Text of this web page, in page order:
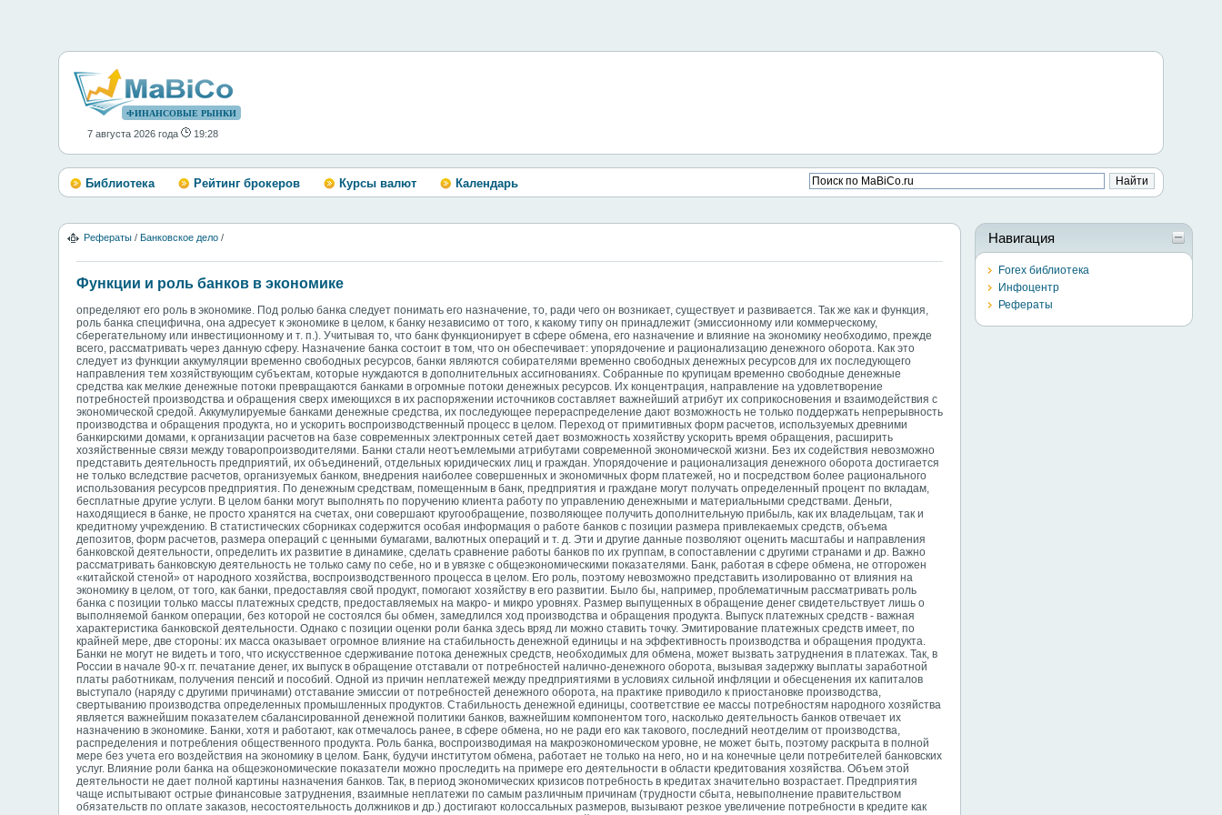
ФИНАНСОВЫЕ РЫНКИ
7 августа 2026 года 19:28
Библиотека Рейтинг брокеров Курсы валют Календарь
Рефераты / Банковское дело /
Функции и роль банков в экономике
определяют его роль в экономике. Под ролью банка следует понимать его назначение, то, ради чего он возникает, существует и развивается. Так же как и функция,
роль банка специфична, она адресует к экономике в целом, к банку независимо от того, к какому типу он принадлежит (эмиссионному или коммерческому,
сберегательному или инвестиционному и т. п.). Учитывая то, что банк функционирует в сфере обмена, его назначение и влияние на экономику необходимо, прежде
всего, рассматривать через данную сферу. Назначение банка состоит в том, что он обеспечивает: упорядочение и рационализацию денежного оборота. Как это
следует из функции аккумуляции временно свободных ресурсов, банки являются собирателями временно свободных денежных ресурсов для их последующего
направления тем хозяйствующим субъектам, которые нуждаются в дополнительных ассигнованиях. Собранные по крупицам временно свободные денежные
средства как мелкие денежные потоки превращаются банками в огромные потоки денежных ресурсов. Их концентрация, направление на удовлетворение
потребностей производства и обращения сверх имеющихся в их распоряжении источников составляет важнейший атрибут их соприкосновения и взаимодействия с
экономической средой. Аккумулируемые банками денежные средства, их последующее перераспределение дают возможность не только поддержать непрерывность
производства и обращения продукта, но и ускорить воспроизводственный процесс в целом. Переход от примитивных форм расчетов, используемых древними
банкирскими домами, к организации расчетов на базе современных электронных сетей дает возможность хозяйству ускорить время обращения, расширить
хозяйственные связи между товаропроизводителями. Банки стали неотъемлемыми атрибутами современной экономической жизни. Без их содействия невозможно
представить деятельность предприятий, их объединений, отдельных юридических лиц и граждан. Упорядочение и рационализация денежного оборота достигается
не только вследствие расчетов, организуемых банком, внедрения наиболее совершенных и экономичных форм платежей, но и посредством более рационального
использования ресурсов предприятия. По денежным средствам, помещенным в банк, предприятия и граждане могут получать определенный процент по вкладам,
бесплатные другие услуги. В целом банки могут выполнять по поручению клиента работу по управлению денежными и материальными средствами. Деньги,
находящиеся в банке, не просто хранятся на счетах, они совершают кругообращение, позволяющее получить дополнительную прибыль, как их владельцам, так и
кредитному учреждению. В статистических сборниках содержится особая информация о работе банков с позиции размера привлекаемых средств, объема
депозитов, форм расчетов, размера операций с ценными бумагами, валютных операций и т. д. Эти и другие данные позволяют оценить масштабы и направления
банковской деятельности, определить их развитие в динамике, сделать сравнение работы банков по их группам, в сопоставлении с другими странами и др. Важно
рассматривать банковскую деятельность не только саму по себе, но и в увязке с общеэкономическими показателями. Банк, работая в сфере обмена, не отгорожен
«китайской стеной» от народного хозяйства, воспроизводственного процесса в целом. Его роль, поэтому невозможно представить изолированно от влияния на
экономику в целом, от того, как банки, предоставляя свой продукт, помогают хозяйству в его развитии. Было бы, например, проблематичным рассматривать роль
банка с позиции только массы платежных средств, предоставляемых на макро- и микро уровнях. Размер выпущенных в обращение денег свидетельствует лишь о
выполняемой банком операции, без которой не состоялся бы обмен, замедлился ход производства и обращения продукта. Выпуск платежных средств - важная
характеристика банковской деятельности. Однако с позиции оценки роли банка здесь вряд ли можно ставить точку. Эмитирование платежных средств имеет, по
крайней мере, две стороны: их масса оказывает огромное влияние на стабильность денежной единицы и на эффективность производства и обращения продукта.
Банки не могут не видеть и того, что искусственное сдерживание потока денежных средств, необходимых для обмена, может вызвать затруднения в платежах. Так, в
России в начале 90-х гг. печатание денег, их выпуск в обращение отставали от потребностей налично-денежного оборота, вызывая задержку выплаты заработной
платы работникам, получения пенсий и пособий. Одной из причин неплатежей между предприятиями в условиях сильной инфляции и обесценения их капиталов
выступало (наряду с другими причинами) отставание эмиссии от потребностей денежного оборота, на практике приводило к приостановке производства,
свертыванию производства определенных промышленных продуктов. Стабильность денежной единицы, соответствие ее массы потребностям народного хозяйства
является важнейшим показателем сбалансированной денежной политики банков, важнейшим компонентом того, насколько деятельность банков отвечает их
назначению в экономике. Банки, хотя и работают, как отмечалось ранее, в сфере обмена, но не ради его как такового, последний неотделим от производства,
распределения и потребления общественного продукта. Роль банка, воспроизводимая на макроэкономическом уровне, не может быть, поэтому раскрыта в полной
мере без учета его воздействия на экономику в целом. Банк, будучи институтом обмена, работает не только на него, но и на конечные цели потребителей банковских
услуг. Влияние роли банка на общеэкономические показатели можно проследить на примере его деятельности в области кредитования хозяйства. Объем этой
деятельности не дает полной картины назначения банков. Так, в период экономических кризисов потребность в кредитах значительно возрастает. Предприятия
чаще испытывают острые финансовые затруднения, взаимные неплатежи по самым различным причинам (трудности сбыта, невыполнение правительством
обязательств по оплате заказов, несостоятельность должников и др.) достигают колоссальных размеров, вызывают резкое увеличение потребности в кредите как
Навигация
Forex библиотека
Инфоцентр
Рефераты